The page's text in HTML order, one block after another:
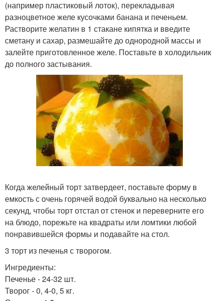
(например пластиковый лоток), перекладывая
разноцветное желе кусочками банана и печеньем.
Растворите желатин в 1 стакане кипятка и введите
сметану и сахар, размешайте до однородной массы и
залейте приготовленное желе. Поставьте в холодильник
до полного застывания.
Когда желейный торт затвердеет, поставьте форму в
емкость с очень горячей водой буквально на несколько
секунд, чтобы торт отстал от стенок и переверните его
на блюдо, порежьте на квадраты или ломтики любой
понравившейся формы и подавайте на стол.
3 торт из печенья с творогом.
Ингредиенты:
Печенье - 24-32 шт.
Творог - 0, 4-0, 5 кг.